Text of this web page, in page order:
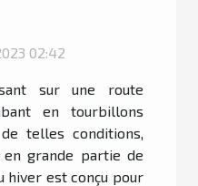
02:42
sur une route
en tourbillons
telles conditions,
grande partie de
hiver est conçu pour